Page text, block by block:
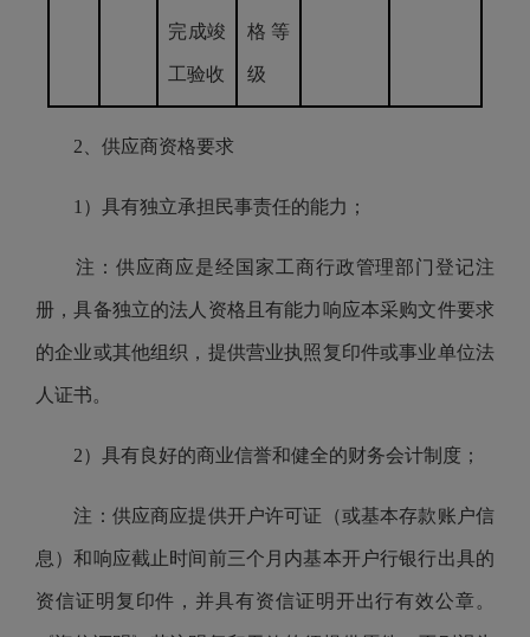
完成竣
工验收
格等
级
2、供应商资格要求
1）具有独立承担民事责任的能力；
注：供应商应是经国家工商行政管理部门登记注
册，具备独立的法人资格且有能力响应本采购文件要求
的企业或其他组织，提供营业执照复印件或事业单位法
人证书。
2）具有良好的商业信誉和健全的财务会计制度；
注：供应商应提供开户许可证（或基本存款账户信
息）和响应截止时间前三个月内基本开户行银行出具的
资信证明复印件，并具有资信证明开出行有效公章。